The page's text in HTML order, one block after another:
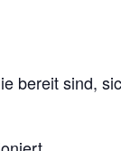
bereit sind,